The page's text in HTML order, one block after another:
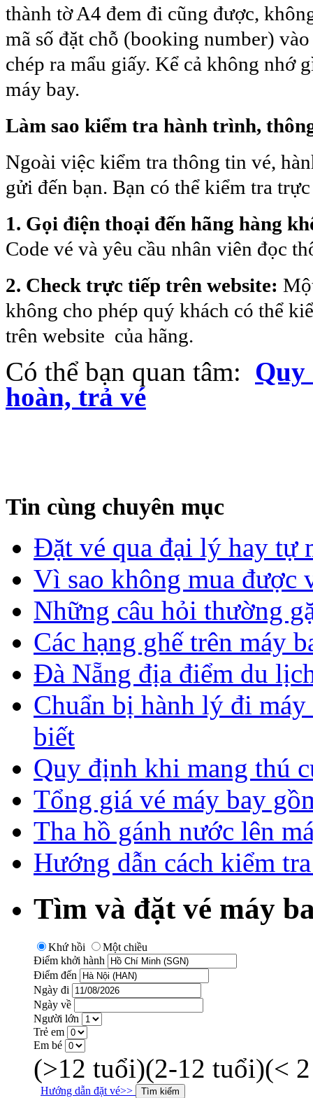
thành tờ A4 đem đi cũng được,
mã số đặt chỗ (booking number)
chép ra mẩu giấy. Kể cả không nhớ
máy bay.
Làm sao kiểm tra hành trình,
Ngoài việc kiểm tra thông tin vé,
gửi đến bạn. Bạn có thể kiểm tra
1. Gọi điện thoại đến hãng hàng
Code vé và yêu cầu nhân viên đọc
2. Check trực tiếp trên website:
không cho phép quý khách có thể
trên website của hãng.
Có thể bạn quan tâm: Quy
hoàn, trả vé
Tin cùng chuyên mục
Đặt vé qua đại lý hay tự
Vì sao không mua được
Những câu hỏi thường
Các hạng ghế trên máy
Đà Nẵng địa điểm du
Chuẩn bị hành lý đi
biết
Quy định khi mang thú
Tổng giá vé máy bay
Tha hồ gánh nước lên
Hướng dẫn cách kiểm
Tìm và đặt vé máy
Khứ hồi
Một chiều
Điểm khởi hành
Điểm đến
Ngày đi
Ngày về
Người lớn
Trẻ em
Em bé
(>12 tuổi)(2-12 tuổi)(<
Hướng dẫn đặt vé>>